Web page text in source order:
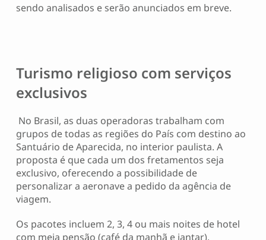
sendo analisados e serão anunciados em breve.
Turismo religioso com serviços
exclusivos
No Brasil, as duas operadoras trabalham com
grupos de todas as regiões do País com destino ao
Santuário de Aparecida, no interior paulista. A
proposta é que cada um dos fretamentos seja
exclusivo, oferecendo a possibilidade de
personalizar a aeronave a pedido da agência de
viagem.
Os pacotes incluem 2, 3, 4 ou mais noites de hotel
com meia pensão (café da manhã e jantar),